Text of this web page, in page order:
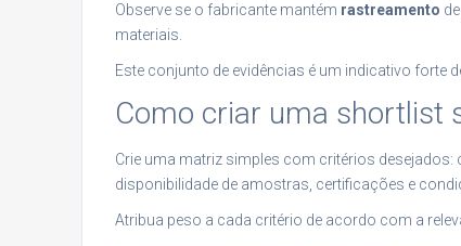
Observe se o fabricante mantém rastreamento
materiais.
Este conjunto de evidências é um indicativo forte
Como criar uma shortlist
Crie uma matriz simples com critérios desejados:
disponibilidade de amostras, certificações e
Atribua peso a cada critério de acordo com a